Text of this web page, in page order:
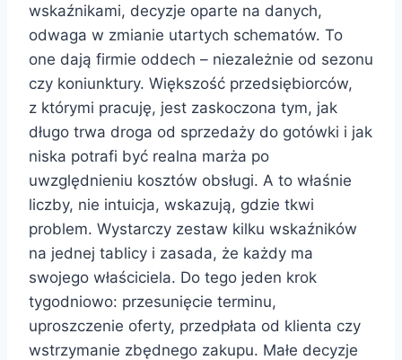
wskaźnikami, decyzje oparte na danych,
odwaga w zmianie utartych schematów. To
one dają firmie oddech – niezależnie od sezonu
czy koniunktury. Większość przedsiębiorców,
z którymi pracuję, jest zaskoczona tym, jak
długo trwa droga od sprzedaży do gotówki i jak
niska potrafi być realna marża po
uwzględnieniu kosztów obsługi. A to właśnie
liczby, nie intuicja, wskazują, gdzie tkwi
problem. Wystarczy zestaw kilku wskaźników
na jednej tablicy i zasada, że każdy ma
swojego właściciela. Do tego jeden krok
tygodniowo: przesunięcie terminu,
uproszczenie oferty, przedpłata od klienta czy
wstrzymanie zbędnego zakupu. Małe decyzje